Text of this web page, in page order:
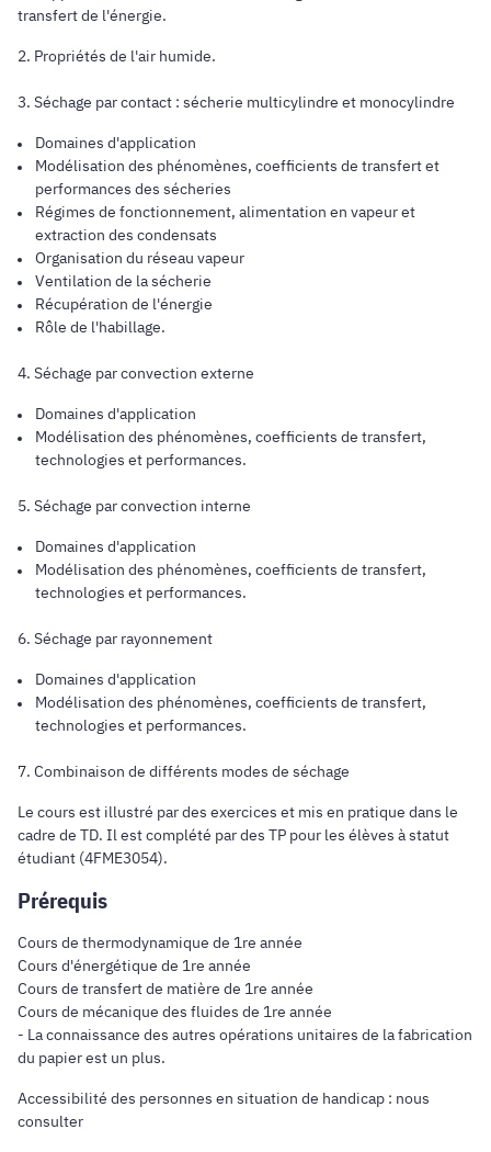
transfert de l'énergie.
2. Propriétés de l'air humide.
3. Séchage par contact : sécherie multicylindre et monocylindre
Domaines d'application
Modélisation des phénomènes, coefficients de transfert et
performances des sécheries
Régimes de fonctionnement, alimentation en vapeur et
extraction des condensats
Organisation du réseau vapeur
Ventilation de la sécherie
Récupération de l'énergie
Rôle de l'habillage.
4. Séchage par convection externe
Domaines d'application
Modélisation des phénomènes, coefficients de transfert,
technologies et performances.
5. Séchage par convection interne
Domaines d'application
Modélisation des phénomènes, coefficients de transfert,
technologies et performances.
6. Séchage par rayonnement
Domaines d'application
Modélisation des phénomènes, coefficients de transfert,
technologies et performances.
7. Combinaison de différents modes de séchage
Le cours est illustré par des exercices et mis en pratique dans le
cadre de TD. Il est complété par des TP pour les élèves à statut
étudiant (4FME3054).
Prérequis
Cours de thermodynamique de 1re année
Cours d'énergétique de 1re année
Cours de transfert de matière de 1re année
Cours de mécanique des fluides de 1re année
- La connaissance des autres opérations unitaires de la fabrication
du papier est un plus.
Accessibilité des personnes en situation de handicap : nous
consulter